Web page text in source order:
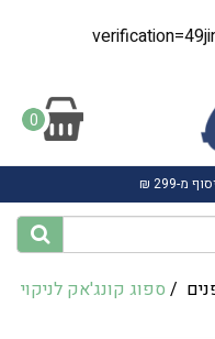
0
299 ₪
/ ספוג קונג'אק לניקוי